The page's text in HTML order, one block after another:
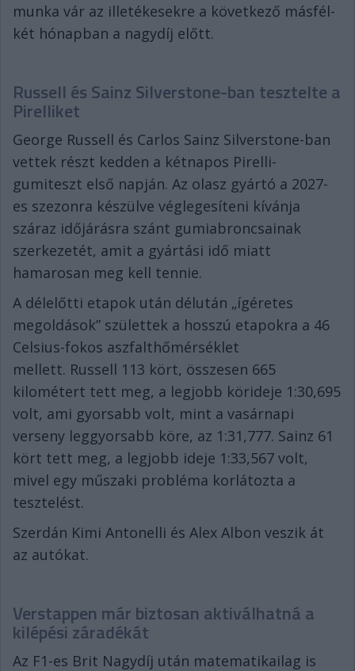
munka vár az illetékesekre a következő másfél-
két hónapban a nagydíj előtt.
Russell és Sainz Silverstone-ban tesztelte a
Pirelliket
George Russell és Carlos Sainz Silverstone-ban
vettek részt kedden a kétnapos Pirelli-
gumiteszt első napján. Az olasz gyártó a 2027-
es szezonra készülve véglegesíteni kívánja
száraz időjárásra szánt gumiabroncsainak
szerkezetét, amit a gyártási idő miatt
hamarosan meg kell tennie.
A délelőtti etapok után délután „ígéretes
megoldások” születtek a hosszú etapokra a 46
Celsius-fokos aszfalthőmérséklet
mellett. Russell 113 kört, összesen 665
kilométert tett meg, a legjobb körideje 1:30,695
volt, ami gyorsabb volt, mint a vasárnapi
verseny leggyorsabb köre, az 1:31,777. Sainz 61
kört tett meg, a legjobb ideje 1:33,567 volt,
mivel egy műszaki probléma korlátozta a
tesztelést.
Szerdán Kimi Antonelli és Alex Albon veszik át
az autókat.
Verstappen már biztosan aktiválhatná a
kilépési záradékát
Az F1-es Brit Nagydíj után matematikailag is